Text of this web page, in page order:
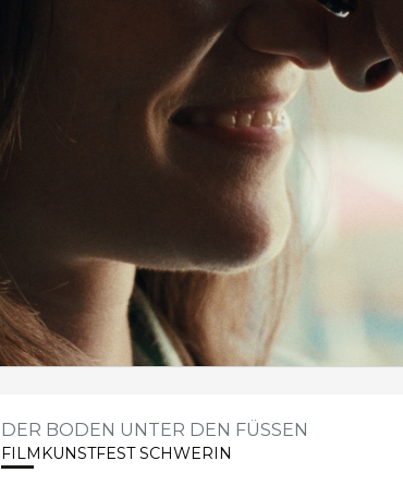
DER BODEN UNTER DEN FÜSSEN
FILMKUNSTFEST SCHWERIN